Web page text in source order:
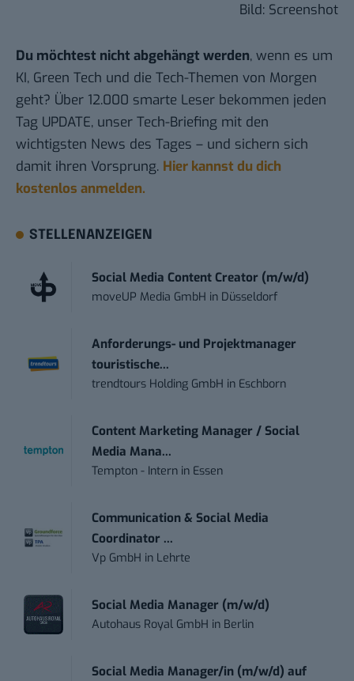
Bild: Screenshot
Du möchtest nicht abgehängt werden, wenn es um
KI, Green Tech und die Tech-Themen von Morgen
geht? Über 12.000 smarte Leser bekommen jeden
Tag UPDATE, unser Tech-Briefing mit den
wichtigsten News des Tages – und sichern sich
damit ihren Vorsprung. Hier kannst du dich
kostenlos anmelden.
STELLENANZEIGEN
Social Media Content Creator (m/w/d)
moveUP Media GmbH in Düsseldorf
Anforderungs- und Projektmanager
touristische...
trendtours Holding GmbH in Eschborn
Content Marketing Manager / Social
Media Mana...
Tempton - Intern in Essen
Communication & Social Media
Coordinator ...
Vp GmbH in Lehrte
Social Media Manager (m/w/d)
Autohaus Royal GmbH in Berlin
Social Media Manager/in (m/w/d) auf